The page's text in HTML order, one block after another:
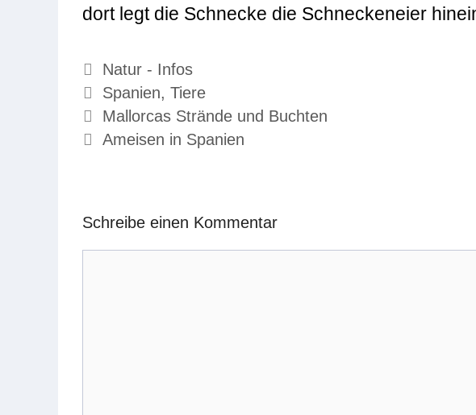
dort legt die Schnecke die Schneckeneier
Kategorien
Natur - Infos
Schlagwörter
Spanien, Tiere
Mallorcas Strände und Buchten
Ameisen in Spanien
Schreibe einen Kommentar